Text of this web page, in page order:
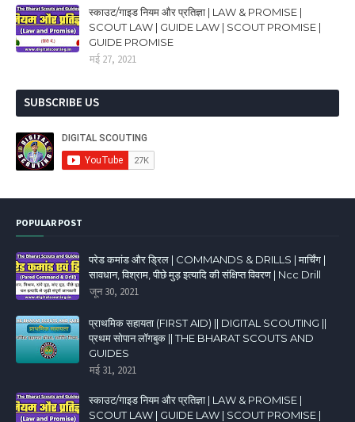
स्काउट/गाइड नियम और प्रतिज्ञा | LAW & PROMISE |
SCOUT LAW | GUIDE LAW | SCOUT PROMISE |
GUIDE PROMISE
मई 27, 2021
SUBSCRIBE US
POPULAR POST
परेड कमांड और ड्रिल | COMMANDS & DRILLS | मार्चिंग |
सावधान, विश्राम, पीछे मुड़ इत्यादि की संक्षिप्त विवरण | Ncc Drill
जून 30, 2021
प्राथमिक सहायता (FIRST AID) || DIGITAL SCOUTING ||
प्रथम सोपान लॉगबुक || THE BHARAT SCOUTS AND
GUIDES
मई 31, 2021
स्काउट/गाइड नियम और प्रतिज्ञा | LAW & PROMISE |
SCOUT LAW | GUIDE LAW | SCOUT PROMISE |